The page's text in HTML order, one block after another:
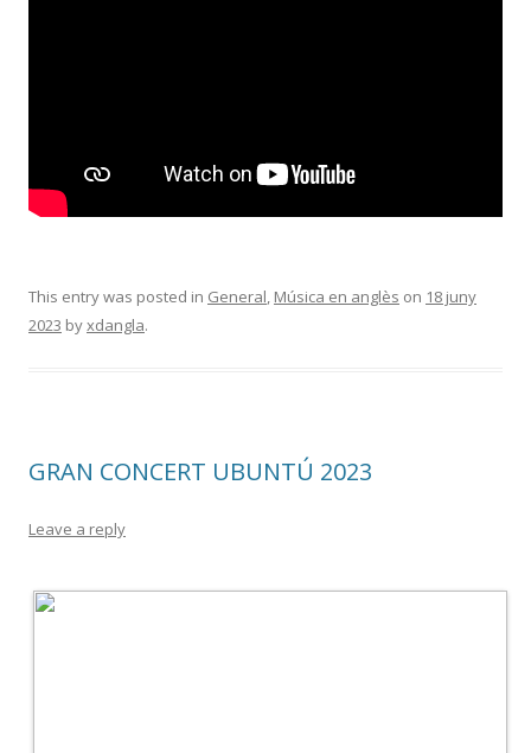
This entry was posted in General Música en anglès on 18 juny
2023 byxdangla.
GRAN CONCERT UBUNTÚ 2023
Leave a reply